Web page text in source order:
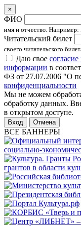
×
ФИО
имя и отчество. Например:
Читательский билет
своего читательского
Даю свое
информации в
ФЗ от 27.07.2006 "О
конфиденциальности
Мы не можем
обработку данных.
в открытом доступе.
Отмена
ВСЕ БАННЕРЫ